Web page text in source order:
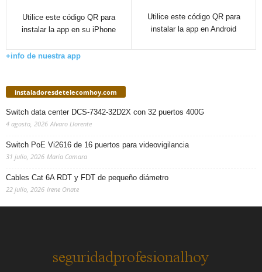
Utilice este código QR para
instalar la app en su iPhone
Utilice este código QR para
instalar la app en Android
+info de nuestra app
instaladoresdetelecomhoy.com
Switch data center DCS-7342-32D2X con 32 puertos 400G
4 agosto, 2026 Alvaro Llorente
Switch PoE Vi2616 de 16 puertos para videovigilancia
31 julio, 2026 Maria Camara
Cables Cat 6A RDT y FDT de pequeño diámetro
22 julio, 2026 Irene Onate